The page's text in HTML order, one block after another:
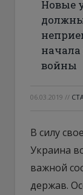
Новые
войны
06.03.2019 //
В силу
Украина
важной
держав.